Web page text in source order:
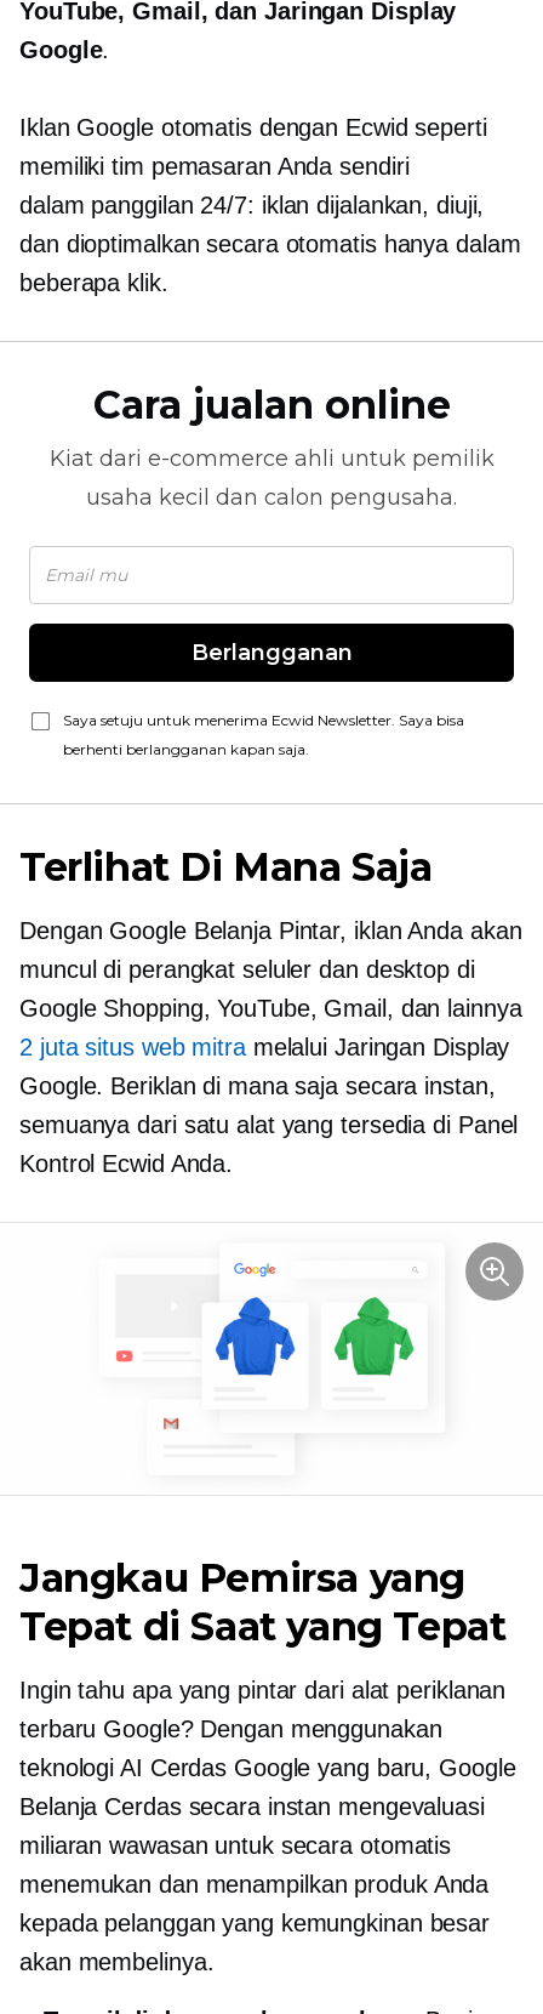
YouTube, Gmail, dan Jaringan Display
Google.
Iklan Google otomatis dengan Ecwid seperti
memiliki tim pemasaran Anda sendiri
dalam panggilan 24/7: iklan dijalankan, diuji,
dan dioptimalkan secara otomatis hanya dalam
beberapa klik.
Cara jualan online
Kiat dari e-commerce ahli untuk pemilik
usaha kecil dan calon pengusaha.
Berlangganan
Saya setuju untuk menerima Ecwid Newsletter. Saya bisa
berhenti berlangganan kapan saja.
Terlihat Di Mana Saja
Dengan Google Belanja Pintar, iklan Anda akan
muncul di perangkat seluler dan desktop di
Google Shopping, YouTube, Gmail, dan lainnya
2 juta situs web mitramelalui Jaringan Display
Google. Beriklan di mana saja secara instan,
semuanya dari satu alat yang tersedia di Panel
Kontrol Ecwid Anda.
Jangkau Pemirsa yang
Tepat di Saat yang Tepat
Ingin tahu apa yang pintar dari alat periklanan
terbaru Google? Dengan menggunakan
teknologi AI Cerdas Google yang baru, Google
Belanja Cerdas secara instan mengevaluasi
miliaran wawasan untuk secara otomatis
menemukan dan menampilkan produk Anda
kepada pelanggan yang kemungkinan besar
akan membelinya.